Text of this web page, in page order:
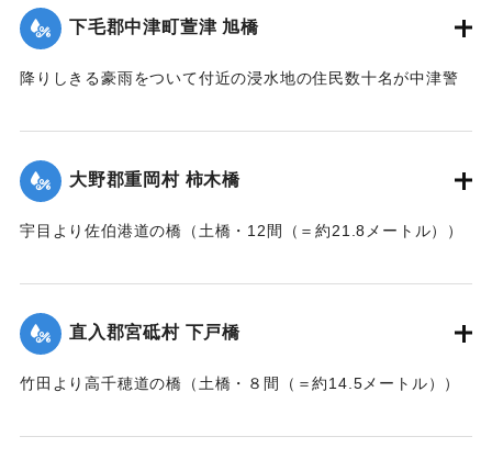
｜固有コード: 002680198
下毛郡中津町萱津 旭橋
降りしきる豪雨をついて付近の浸水地の住民数十名が中津警
水は明治26年の水害に比べても割合が大きく、浸水家屋が
200戸に及んでいるのは要するに排水地である橋の上に不自然
な住宅を建築する許可を当局が出したためとして、その不当
と13日以来、住民の間で協議が進められてきたが、費用など
憤慨している。
大野郡重岡村 柿木橋
宇目より佐伯港道の橋（土橋・12間（＝約21.8メートル））
｜固有コード: 002680200
直入郡宮砥村 下戸橋
竹田より高千穂道の橋（土橋・８間（＝約14.5メートル））